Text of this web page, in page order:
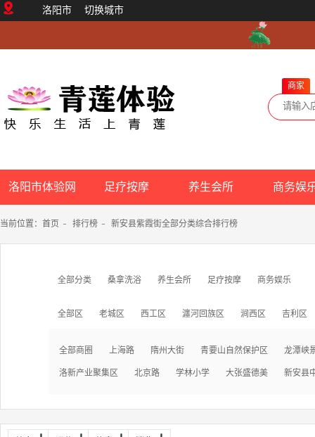
洛阳市 切换城市
商家
洛阳市体验网 足疗按摩 养生会所 商务娱
当前位置： 首页 - 排行榜 - 新安县紫霞街全部分类综合排行榜
全部分类 桑拿洗浴 养生会所 足疗按摩 商务娱乐
全部区 老城区 西工区 瀍河回族区 涧西区 吉利区
全部商圈 上海路 隋州大街 青要山自然保护区 龙潭峡
洛新产业聚集区 北京路 学林小学 大张盛德美 新安县